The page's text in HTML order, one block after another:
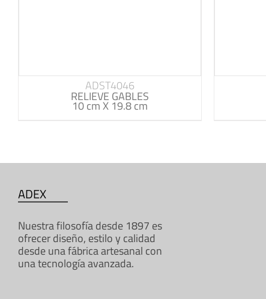
ADST4046
RELIEVE GABLES
10 cm X 19.8 cm
ADEX
Nuestra filosofía desde 1897 es
ofrecer diseño, estilo y calidad
desde una fábrica artesanal con
una tecnología avanzada.